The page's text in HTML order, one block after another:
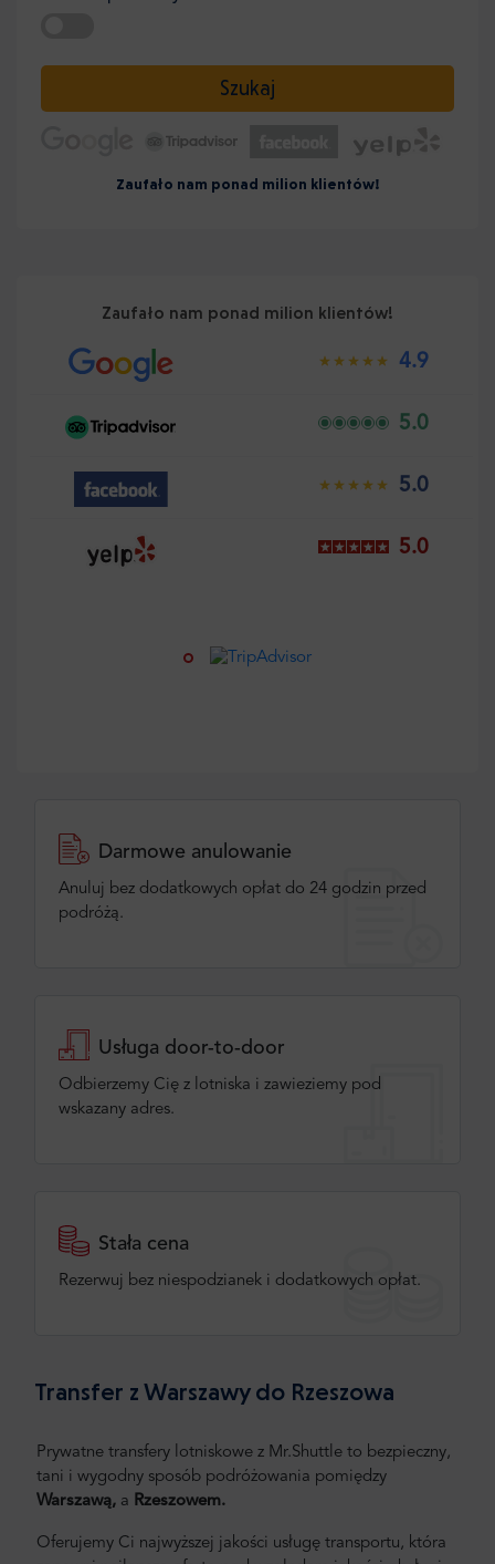
Szukaj
Zaufało nam ponad milion klientów!
Zaufało nam ponad milion klientów!
4.9
5.0
5.0
5.0
Darmowe anulowanie
Anuluj bez dodatkowych opłat do 24 godzin przed
podróżą.
Usługa door-to-door
Odbierzemy Cię z lotniska i zawieziemy pod
wskazany adres.
Stała cena
Rezerwuj bez niespodzianek i dodatkowych opłat.
Transfer z Warszawy do Rzeszowa
Prywatne transfery lotniskowe z Mr.Shuttle to bezpieczny,
tani i wygodny sposób podróżowania pomiędzy
Warszawą, a Rzeszowem.
Oferujemy Ci najwyższej jakości usługę transportu, która